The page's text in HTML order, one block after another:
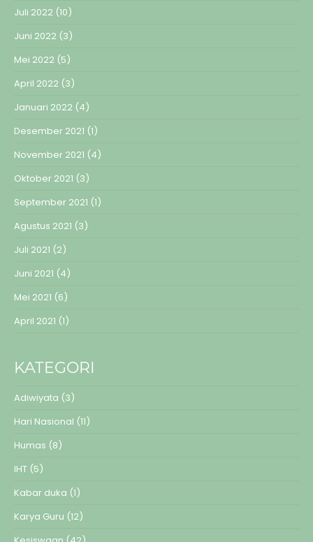
Juli 2022 (10)
Juni 2022 (3)
Mei 2022 (5)
April 2022 (3)
Januari 2022 (4)
Desember 2021 (1)
November 2021 (4)
Oktober 2021 (3)
September 2021 (1)
Agustus 2021 (3)
Juli 2021 (2)
Juni 2021 (4)
Mei 2021 (6)
April 2021 (1)
KATEGORI
Adiwiyata (3)
Hari Nasional (11)
Humas (8)
IHT (5)
Kabar duka (1)
Karya Guru (12)